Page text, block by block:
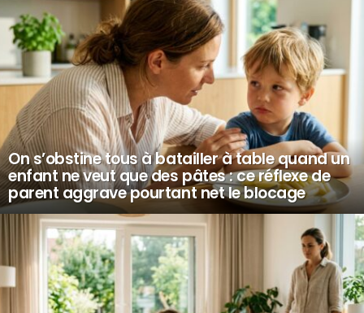
On s’obstine tous à batailler à table quand un
enfant ne veut que des pâtes : ce réflexe de
parent aggrave pourtant net le blocage